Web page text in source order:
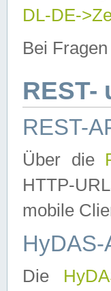
DL-DE-
Bei
REST-
REST-
Über die
HTTP-
mobile
HyDAS-
Die